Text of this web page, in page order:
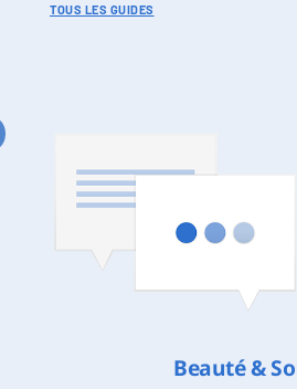
TOUS LES GUIDES
Beauté &